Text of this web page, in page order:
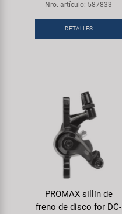
Nro. artículo: 587833
DETALLES
PROMAX sillín de
freno de disco for DC-